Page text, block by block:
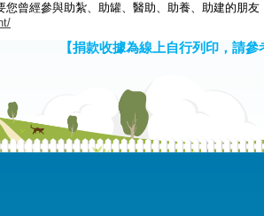
您曾經參與助紮、助罐、醫助、助養、助建的朋
【捐款收據為線上自行列印，請參